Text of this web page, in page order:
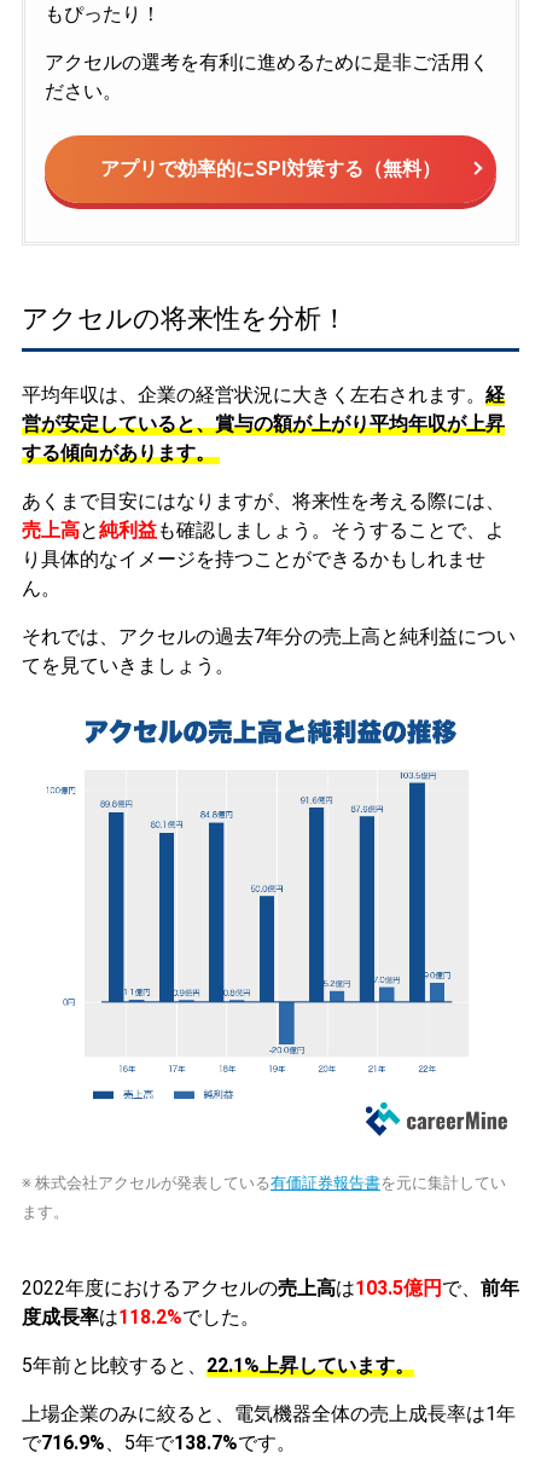
もぴったり！
アクセルの選考を有利に進めるために是非ご活用く
ださい。
アプリで効率的にSPI対策する（無料）
アクセルの将来性を分析！
平均年収は、企業の経営状況に大きく左右されます。 経
営が安定していると、賞与の額が上がり平均年収が上昇
する傾向があります。
あくまで目安にはなりますが、将来性を考える際には、
売上高と純利益も確認しましょう。そうすることで、よ
り具体的なイメージを持つことができるかもしれませ
ん。
それでは、アクセルの過去7年分の売上高と純利益につい
てを見ていきましょう。
※ 株式会社アクセルが発表している有価証券報告書を元に集計してい
ます。
2022年度におけるアクセルの売上高は103.5億円 で、 前年
度成長率は118.2%でした。
5年前と比較すると、 22.1%上昇しています。
上場企業のみに絞ると、電気機器全体の売上成長率は1年
で716.9%、5年で138.7%です。